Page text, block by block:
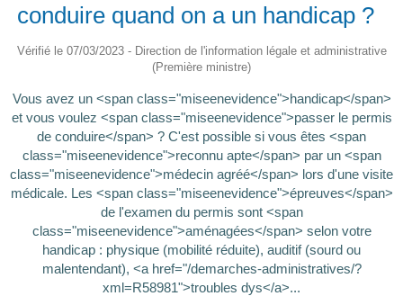
conduire quand on a un handicap ?
Vérifié le 07/03/2023 - Direction de l'information légale et administrative
(Première ministre)
Vous avez un <span class="miseenevidence">handicap</span>
et vous voulez <span class="miseenevidence">passer le permis
de conduire</span> ? C'est possible si vous êtes <span
class="miseenevidence">reconnu apte</span> par un <span
class="miseenevidence">médecin agréé</span> lors d'une visite
médicale. Les <span class="miseenevidence">épreuves</span>
de l'examen du permis sont <span
class="miseenevidence">aménagées</span> selon votre
handicap : physique (mobilité réduite), auditif (sourd ou
malentendant), <a href="/demarches-administratives/?
xml=R58981">troubles dys</a>...